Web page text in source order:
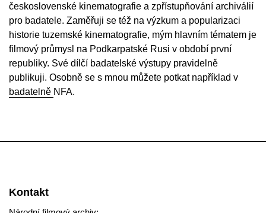
československé kinematografie a zpřístupňování archiválií
pro badatele. Zaměřuji se též na výzkum a popularizaci
historie tuzemské kinematografie, mým hlavním tématem je
filmový průmysl na Podkarpatské Rusi v období první
republiky. Své dílčí badatelské výstupy pravidelně
publikuji. Osobně se s mnou můžete potkat například v
badatelně NFA.
Kontakt